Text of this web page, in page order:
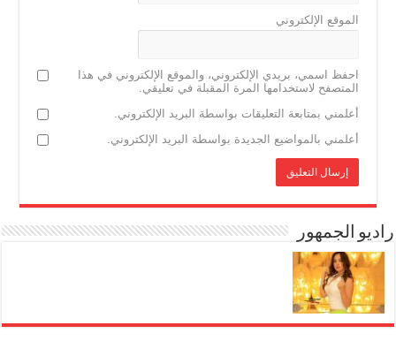
الموقع الإلكتروني
احفظ اسمي، بريدي الإلكتروني، والموقع الإلكتروني في هذا
المتصفح لاستخدامها المرة المقبلة في تعليقي.
أعلمني بمتابعة التعليقات بواسطة البريد الإلكتروني.
أعلمني بالمواضيع الجديدة بواسطة البريد الإلكتروني.
راديو الجمهور